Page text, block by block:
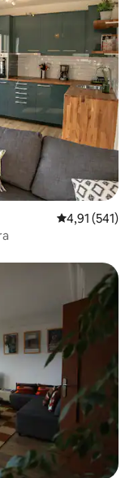
5 üzerinden
4,91 (541)
arasında